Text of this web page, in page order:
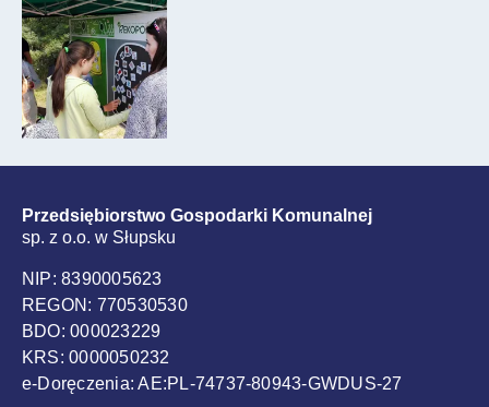
Przedsiębiorstwo Gospodarki Komunalnej
sp. z o.o. w Słupsku
NIP: 8390005623
REGON: 770530530
BDO: 000023229
KRS: 0000050232
e-Doręczenia: AE:PL-74737-80943-GWDUS-27